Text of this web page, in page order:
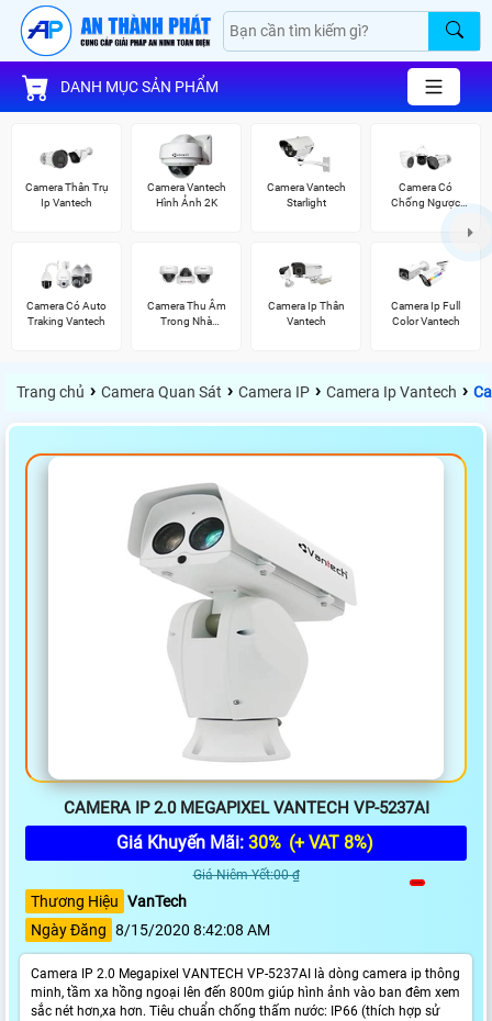
DANH MỤC SẢN PHẨM
Camera Thân Trụ
Ip Vantech
Camera Vantech
Hình Ảnh 2K
Camera Vantech
Starlight
Camera Có
Chống Ngược
Camera Có Auto
Traking Vantech
Camera Thu Âm
Trong Nhà
Camera Ip Thân
Vantech
Camera Ip Full
Color Vantech
Trang chủ › Camera Quan Sát › Camera IP › Camera Ip Vantech ›
CAMERA IP 2.0 MEGAPIXEL VANTECH VP-5237AI
Giá Khuyến Mãi: 30% (+ VAT 8%)
Giá Niêm Yết:00 ₫
Thương Hiệu VanTech
Ngày Đăng 8/15/2020 8:42:08 AM
Camera IP 2.0 Megapixel VANTECH VP-5237AI là dòng camera ip thông
minh, tầm xa hồng ngoại lên đến 800m giúp hình ảnh vào ban đêm xem
sắc nét hơn,xa hơn. Tiêu chuẩn chống thấm nước: IP66 (thích hợp sử